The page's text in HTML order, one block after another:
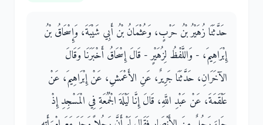
حَدَّثَنَا زُهَيْرُ بْنُ حَرْبٍ، وَعُثْمَانُ بْنُ أَبِي شَيْبَةَ، وَإِسْحَاقُ بْنُ
إِبْرَاهِيمَ، - وَاللَّفْظُ لِزُهَيْرٍ - قَالَ إِسْحَاقُ أَخْبَرَنَا وَقَالَ
الآخَرَانِ، حَدَّثَنَا جَرِيرٌ، عَنِ الأَعْمَشِ، عَنْ إِبْرَاهِيمَ، عَنْ
عَلْقَمَةَ، عَنْ عَبْدِ اللَّهِ، قَالَ إِنَّا لَيْلَةَ الْجُمُعَةِ فِي الْمَسْجِدِ إِذْ